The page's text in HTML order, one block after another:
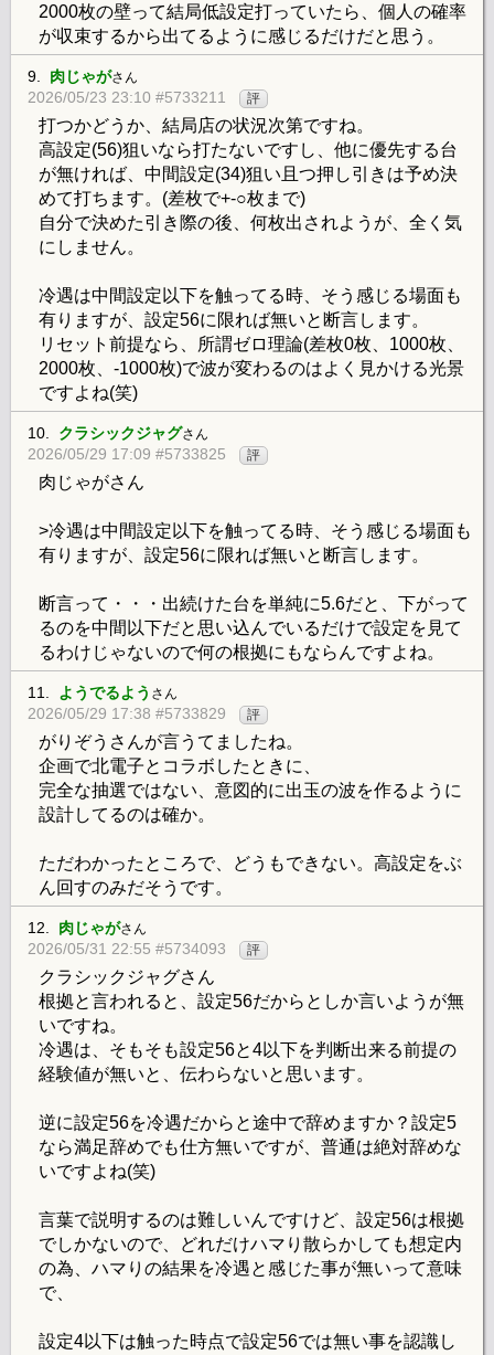
2000枚の壁って結局低設定打っていたら、個人の確率
が収束するから出てるように感じるだけだと思う。
9. 肉じゃがさん
2026/05/23 23:10 #5733211 評
打つかどうか、結局店の状況次第ですね。
高設定(56)狙いなら打たないですし、他に優先する台
が無ければ、中間設定(34)狙い且つ押し引きは予め決
めて打ちます。(差枚で+-○枚まで)
自分で決めた引き際の後、何枚出されようが、全く気
にしません。
冷遇は中間設定以下を触ってる時、そう感じる場面も
有りますが、設定56に限れば無いと断言します。
リセット前提なら、所謂ゼロ理論(差枚0枚、1000枚、
2000枚、-1000枚)で波が変わるのはよく見かける光景
ですよね(笑)
10. クラシックジャグさん
2026/05/29 17:09 #5733825 評
肉じゃがさん
>冷遇は中間設定以下を触ってる時、そう感じる場面も
有りますが、設定56に限れば無いと断言します。
断言って・・・出続けた台を単純に5.6だと、下がって
るのを中間以下だと思い込んでいるだけで設定を見て
るわけじゃないので何の根拠にもならんですよね。
11. ようでるよう さん
2026/05/29 17:38 #5733829 評
がりぞうさんが言うてましたね。
企画で北電子とコラボしたときに、
完全な抽選ではない、意図的に出玉の波を作るように
設計してるのは確か。
ただわかったところで、どうもできない。高設定をぶ
ん回すのみだそうです。
12. 肉じゃがさん
2026/05/31 22:55 #5734093 評
クラシックジャグさん
根拠と言われると、設定56だからとしか言いようが無
いですね。
冷遇は、そもそも設定56と4以下を判断出来る前提の
経験値が無いと、伝わらないと思います。
逆に設定56を冷遇だからと途中で辞めますか？設定5
なら満足辞めでも仕方無いですが、普通は絶対辞めな
いですよね(笑)
言葉で説明するのは難しいんですけど、設定56は根拠
でしかないので、どれだけハマり散らかしても想定内
の為、ハマりの結果を冷遇と感じた事が無いって意味
で、
設定4以下は触った時点で設定56では無い事を認識し